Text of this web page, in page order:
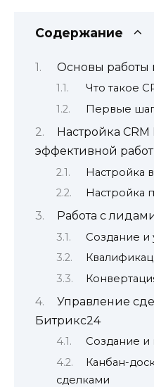
Содержание
Основы работы
Что такое
Первые
Настройка
эффективной
Настройка
Настройка
Работа с
Создание и
Управление
Битрикс24
Создание и
Канбан-
сделками